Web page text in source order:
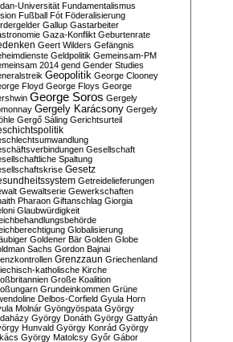
Universität Fundamentalismus
Fußball Fót Föderalisierung
Gallup Gastarbeiter
Gaza-Konflikt Geburtenrate
Geert Wilders Gefängnis
Geldpolitik Gemeinsam-PM
2014 gend Gender Studies
Geopolitik George Clooney
Floyd George Floys George
George Soros Gergely
Gergely Karácsony Gergely
Gergő Sáling Gerichtsurteil
Gesellschaft
Spaltung
Gesetz
Getreidelieferungen
Gewaltserie Gewerkschaften
Pharaon Giftanschlag Giorgia
Glaubwürdigkeit
Globalisierung
Goldener Bär Golden Globe
Sachs Gordon Bajnai
Grenzzaun Griechenland
katholische Kirche
Große Koalition
Grundeinkommen Grüne
Delbos-Corfield Gyula Horn
Molnár Gyöngyöspata György
György Donáth György Gattyán
Hunvald György Konrád György
György Matolcsy Győr Gábor